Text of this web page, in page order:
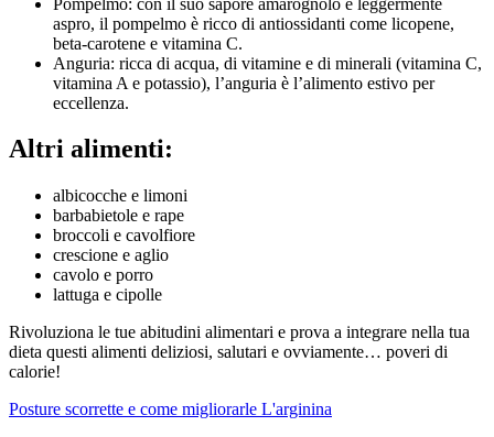
aspro, il pompelmo è ricco di antiossidanti come licopene,
beta-carotene e vitamina C.
Anguria: ricca di acqua, di vitamine e di minerali (vitamina C,
vitamina A e potassio), l’anguria è l’alimento estivo per
eccellenza.
Altri alimenti:
albicocche e limoni
barbabietole e rape
broccoli e cavolfiore
crescione e aglio
cavolo e porro
lattuga e cipolle
Rivoluziona le tue abitudini alimentari e prova a integrare nella tua
dieta questi alimenti deliziosi, salutari e ovviamente… poveri di
calorie!
Posture scorrette e come migliorarle L'arginina